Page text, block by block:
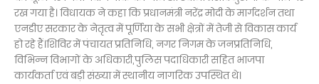
रख गया है। विधायक ने कहा कि प्रधानमंत्री नरेंद्र मोदी के मार्गदर्शन तथा
एनडीए सरकार के नेतृत्व में पूर्णिया के सभी क्षेत्रों में तेजी से विकास कार्य
हो रहे हैं।शिविर में पंचायत प्रतिनिधि, नगर निगम के जनप्रतिनिधि,
विभिन्न विभागों के अधिकारी,पुलिस पदाधिकारी सहित भाजपा
कार्यकर्ता एवं बड़ी संख्या में स्थानीय नागरिक उपस्थित थे।